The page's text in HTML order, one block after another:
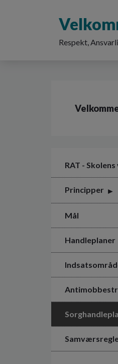
Respekt,
RAT -
Principper
Mål
Handleplaner